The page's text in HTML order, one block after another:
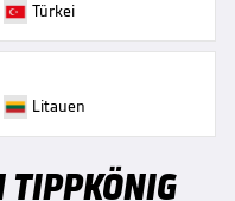
Türkei
Litauen
TIPPKÖNIG